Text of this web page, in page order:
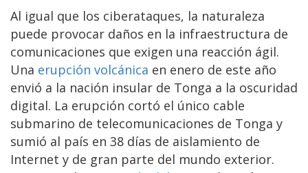
Al igual que los ciberataques, la naturaleza
puede provocar daños en la infraestructura de
comunicaciones que exigen una reacción ágil.
Una erupción volcánica en enero de este año
envió a la nación insular de Tonga a la oscuridad
digital. La erupción cortó el único cable
submarino de telecomunicaciones de Tonga y
sumió al país en 38 días de aislamiento de
Internet y de gran parte del mundo exterior.